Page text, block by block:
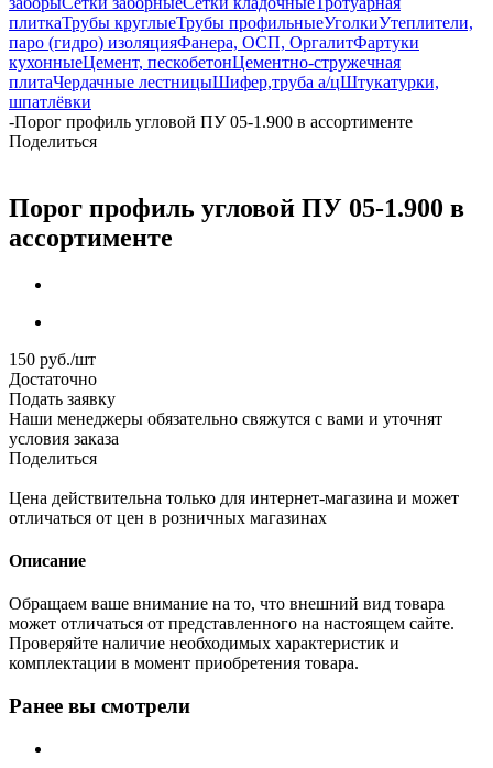
плиткаТрубы круглыеТрубы профильныеУголкиУтеплители,
паро (гидро) изоляцияФанера, ОСП, ОргалитФартуки
кухонныеЦемент, пескобетонЦементно-стружечная
плитаЧердачные лестницыШифер,труба а/цШтукатурки,
шпатлёвки
-Порог профиль угловой ПУ 05-1.900 в ассортименте
Поделиться
Порог профиль угловой ПУ 05-1.900 в
ассортименте
150 руб./шт
Достаточно
Подать заявку
Наши менеджеры обязательно свяжутся с вами и уточнят
условия заказа
Поделиться
Цена действительна только для интернет-магазина и может
отличаться от цен в розничных магазинах
Описание
Обращаем ваше внимание на то, что внешний вид товара
может отличаться от представленного на настоящем сайте.
Проверяйте наличие необходимых характеристик и
комплектации в момент приобретения товара.
Ранее вы смотрели